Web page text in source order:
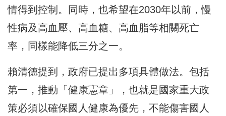
情得到控制。同時，也希望在2030年以前，慢
性病及高血壓、高血糖、高血脂等相關死亡
率，同樣能降低三分之一。
賴清德提到，政府已提出多項具體做法。包括
第一，推動「健康憲章」，也就是國家重大政
策必須以確保國人健康為優先，不能傷害國人